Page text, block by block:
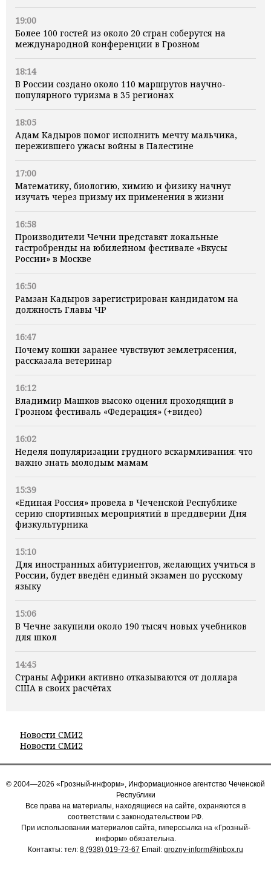
19:00
Более 100 гостей из около 20 стран соберутся на
международной конференции в Грозном
18:14
В России создано около 110 маршрутов научно-
популярного туризма в 35 регионах
18:05
Адам Кадыров помог исполнить мечту мальчика,
пережившего ужасы войны в Палестине
17:00
Математику, биологию, химию и физику начнут
изучать через призму их применения в жизни
16:58
Производители Чечни представят локальные
гастробренды на юбилейном фестивале «Вкусы
России» в Москве
16:50
Рамзан Кадыров зарегистрирован кандидатом на
должность Главы ЧР
16:47
Почему кошки заранее чувствуют землетрясения,
рассказала ветеринар
16:12
Владимир Машков высоко оценил проходящий в
Грозном фестиваль «Федерация» (+видео)
16:02
Неделя популяризации грудного вскармливания: что
важно знать молодым мамам
15:39
«Единая Россия» провела в Чеченской Республике
серию спортивных мероприятий в преддверии Дня
физкультурника
15:10
Для иностранных абитуриентов, желающих учиться в
России, будет введён единый экзамен по русскому
языку
15:06
В Чечне закупили около 190 тысяч новых учебников
для школ
14:45
Страны Африки активно отказываются от доллара
США в своих расчётах
Новости СМИ2
Новости СМИ2
© 2004—2026 «Грозный-информ», Информационное агентство Чеченской
Республики
Все права на материалы, находящиеся на сайте, охраняются в
соответствии с законодательством РФ.
При использовании материалов сайта, гиперссылка на «Грозный-
информ» обязательна.
Контакты: тел: 8 (938) 019-73-67 Email: grozny-inform@inbox.ru